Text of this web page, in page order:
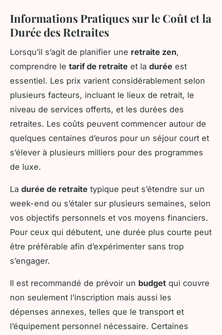
Informations Pratiques sur le Coût et la
Durée des Retraites
Lorsqu’il s’agit de planifier une retraite zen,
comprendre le tarif de retraite et la durée est
essentiel. Les prix varient considérablement selon
plusieurs facteurs, incluant le lieux de retrait, le
niveau de services offerts, et les durées des
retraites. Les coûts peuvent commencer autour de
quelques centaines d’euros pour un séjour court et
s’élever à plusieurs milliers pour des programmes
de luxe.
La durée de retraite typique peut s’étendre sur un
week-end ou s’étaler sur plusieurs semaines, selon
vos objectifs personnels et vos moyens financiers.
Pour ceux qui débutent, une durée plus courte peut
être préférable afin d’expérimenter sans trop
s’engager.
Il est recommandé de prévoir un budget qui couvre
non seulement l’inscription mais aussi les
dépenses annexes, telles que le transport et
l’équipement personnel nécessaire. Certaines